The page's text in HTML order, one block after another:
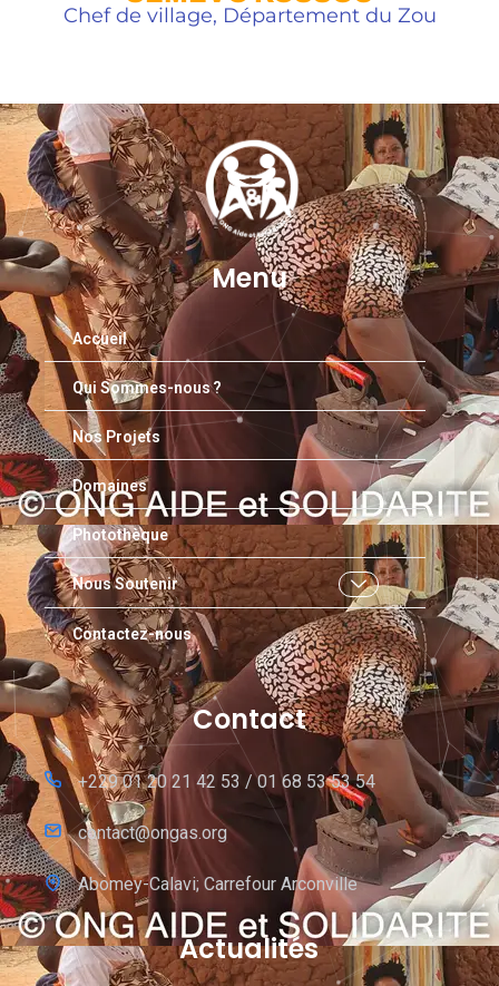
Chef de village, Département du Zou
Menu
Accueil
Qui Sommes-nous ?
Nos Projets
Domaines
Photothèque
Nous Soutenir
Contactez-nous
Contact
+229 01 20 21 42 53 / 01 68 53 53 54
contact@ongas.org
Abomey-Calavi; Carrefour Arconville
Actualités